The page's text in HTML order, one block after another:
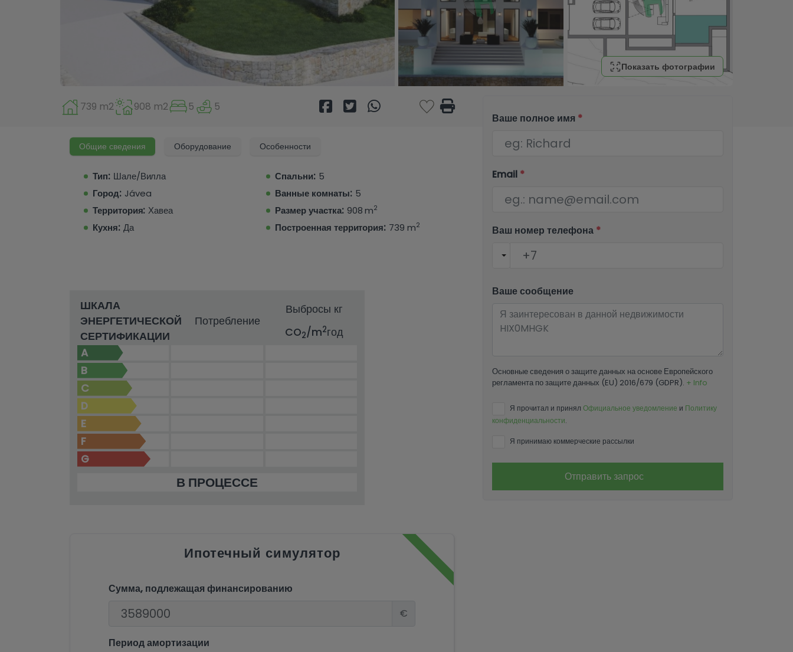
Показать фотографии
739 m2 908 m2 5 5
Общие сведения Оборудование Особенности
Тип: Шале/Вилла Спальни: 5
Город: Jávea Ванные комнаты: 5
Территория: Хавеа Размер участка: 908 m2
Кухня: Да Построенная территория: 739 m2
ШКАЛА
ЭНЕРГЕТИЧЕСКОЙ
СЕРТИФИКАЦИИ
Потребление
Выбросы кг
CO2/m2год
A
B
C
D
E
F
G
В ПРОЦЕССЕ
Ипотечный симулятор
Сумма, подлежащая финансированию
€
Период амортизации
Ваше полное имя *
Email *
Ваш номер телефона *
Ваше сообщение
Основные сведения о защите данных на основе Европейского
регламента по защите данных (EU) 2016/679 (GDPR). + Info
Я прочитал и принял Официальное уведомление и Политику
конфиденциальности.
Я принимаю коммерческие рассылки
Отправить запрос